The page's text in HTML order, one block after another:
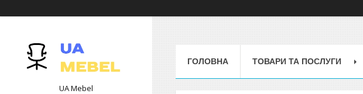
UA Mebel
ГОЛОВНА ТОВАРИ ТА ПОСЛУГИ